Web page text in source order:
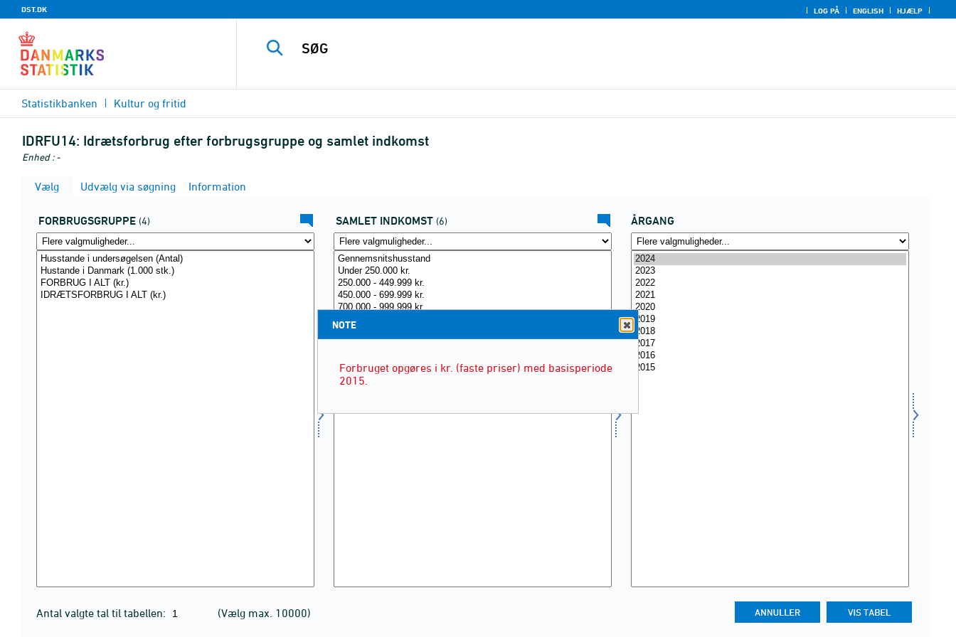
DST.DK LOG PÅ ENGLISH HJÆLP
Statistikbanken Kultur og fritid
IDRFU14: Idrætsforbrug efter forbrugsgruppe og samlet indkomst
Enhed : -
Vælg Udvælg via søgning Information
FORBRUGSGRUPPE (4) SAMLET INDKOMST (6) ÅRGANG
Antal valgte tal til tabellen: (Vælg max. 10000)
NOTE
Forbruget opgøres i kr. (faste priser) med basisperiode
2015.